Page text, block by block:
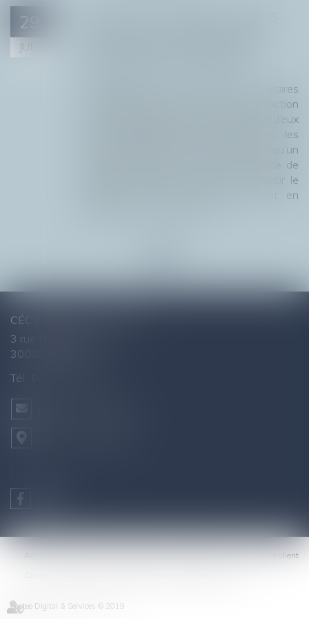
29
JUIL.
L’organisation des vacances scolaires
constitue fréquemment un point de friction
pour les parents séparés. Lorsque l’un d’eux
refuse d’appliquer le calendrier prévu, les
conséquences juridiques varient selon qu’un
jugement encadre ou non la résidence de
l’enfant. L’enjeu est immédiat : garantir le
respect des droits de chacun tout en
CÉCILE AGNUS - AVOCAT
3 rue Raymond Marc
30000 NÎMES
Tél :
Accueil
Espace client
Septeo Digital & Services © 2019